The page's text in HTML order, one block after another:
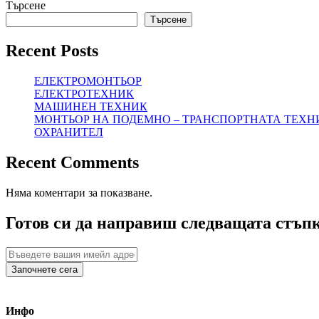
Търсене
Търсене
Recent Posts
ЕЛЕКТРОМОНТЬОР
ЕЛЕКТРОТЕХНИК
МАШИНЕН ТЕХНИК
МОНТЬОР НА ПОДЕМНО – ТРАНСПОРТНАТА
ОХРАНИТЕЛ
Recent Comments
Няма коментари за показване.
Готов си да направиш следващата
Започнете сега
Инфо